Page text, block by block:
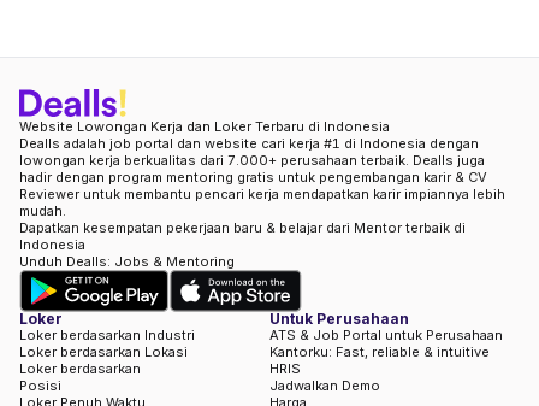
Website Lowongan Kerja dan Loker Terbaru di Indonesia
Dealls adalah job portal dan website cari kerja #1 di Indonesia dengan
lowongan kerja berkualitas dari 7.000+ perusahaan terbaik. Dealls juga
hadir dengan program mentoring gratis untuk pengembangan karir & CV
Reviewer untuk membantu pencari kerja mendapatkan karir impiannya lebih
mudah.
Dapatkan kesempatan pekerjaan baru & belajar dari Mentor terbaik di
Indonesia
Unduh Dealls: Jobs & Mentoring
Loker
Loker berdasarkan Industri
Loker berdasarkan Lokasi
Loker berdasarkan
Posisi
Loker Penuh Waktu
Untuk Perusahaan
ATS & Job Portal untuk Perusahaan
Kantorku: Fast, reliable & intuitive
HRIS
Jadwalkan Demo
Harga